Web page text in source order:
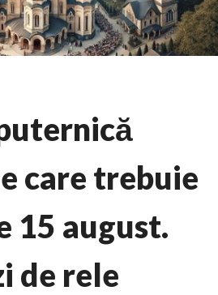
care trebuie
15 august.
de rele